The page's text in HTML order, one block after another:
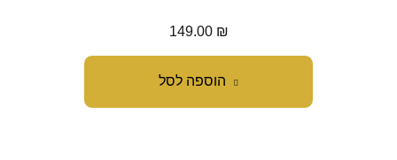
הוספה לסל
149.00 ₪